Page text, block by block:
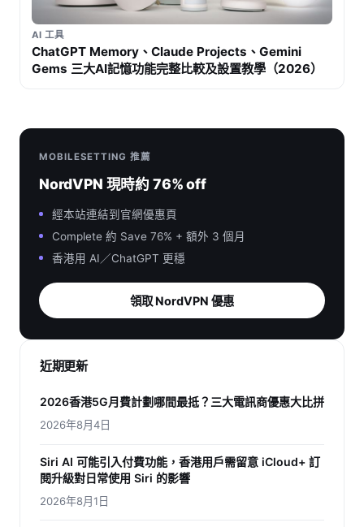
AI 工具
ChatGPT Memory、Claude Projects、Gemini
Gems 三大AI記憶功能完整比較及設置教學（2026）
MOBILESETTING 推薦
NordVPN 現時約 76% off
經本站連結到官網優惠頁
Complete 約 Save 76% + 額外 3 個月
香港用 AI／ChatGPT 更穩
領取 NordVPN 優惠
近期更新
2026香港5G月費計劃哪間最抵？三大電訊商優惠大比拼
2026年8月4日
Siri AI 可能引入付費功能，香港用戶需留意 iCloud+ 訂
閱升級對日常使用 Siri 的影響
2026年8月1日